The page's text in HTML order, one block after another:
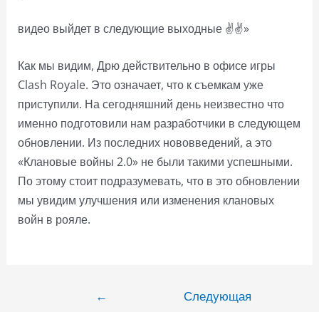
видео выйдет в следующие выходные ✌️✌️»
Как мы видим, Дрю действительно в офисе игры
Clash Royale. Это означает, что к съемкам уже
приступили. На сегодняшний день неизвестно что
именно подготовили нам разработчики в следующем
обновлении. Из последних нововведений, а это
«Клановые войны 2.0» не были такими успешными.
По этому стоит подразумевать, что в это обновлении
мы увидим улучшения или изменения клановых
войн в рояле.
←
Следующая